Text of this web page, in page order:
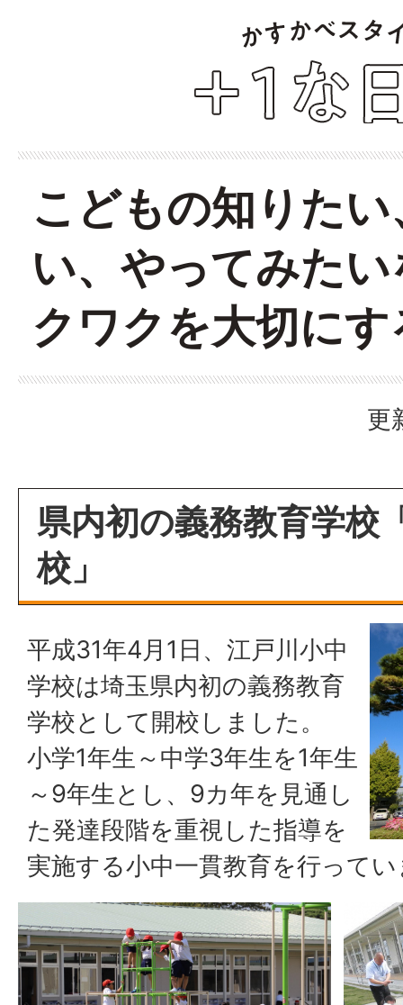
こどもの知りた
い、やってみた
クワクを大切に
更
県内初の義務教育学校
校」
平成31年4月1日、江戸川小中
学校は埼玉県内初の義務教育
学校として開校しました。
小学1年生～中学3年生を1年生
～9年生とし、9カ年を見通し
た発達段階を重視した指導を
実施する小中一貫教育を行って